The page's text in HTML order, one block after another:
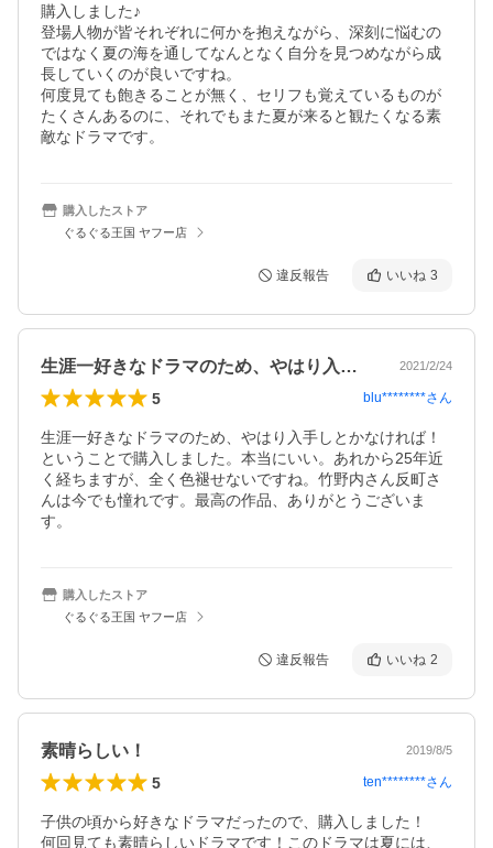
購入しました♪
登場人物が皆それぞれに何かを抱えながら、深刻に悩むの
ではなく夏の海を通してなんとなく自分を見つめながら成
長していくのが良いですね。
何度見ても飽きることが無く、セリフも覚えているものが
たくさんあるのに、それでもまた夏が来ると観たくなる素
敵なドラマです。
購入したストア
ぐるぐる王国 ヤフー店
違反報告 いいね 3
生涯一好きなドラマのため、やはり入手し… 2021/2/24
5 blu********さん
生涯一好きなドラマのため、やはり入手しとかなければ！
ということで購入しました。本当にいい。あれから25年近
く経ちますが、全く色褪せないですね。竹野内さん反町さ
んは今でも憧れです。最高の作品、ありがとうございま
す。
購入したストア
ぐるぐる王国 ヤフー店
違反報告 いいね 2
素晴らしい！ 2019/8/5
5 ten********さん
子供の頃から好きなドラマだったので、購入しました！
何回見ても素晴らしいドラマです！このドラマは夏には、